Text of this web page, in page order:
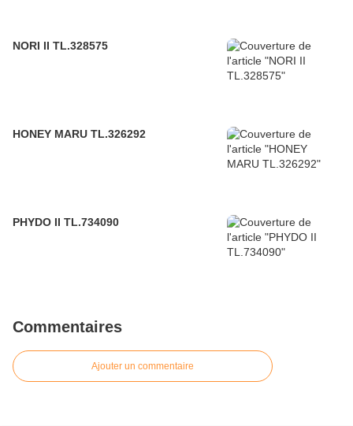
NORI II TL.328575
HONEY MARU TL.326292
PHYDO II TL.734090
Commentaires
Ajouter un commentaire